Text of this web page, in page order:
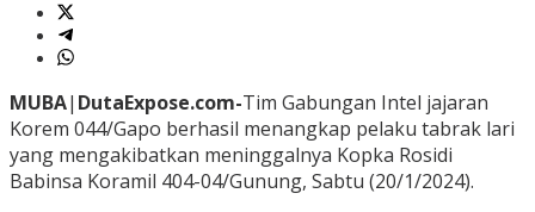
MUBA| DutaExpose.com-Tim Gabungan Intel jajaran
Korem 044/Gapo berhasil menangkap pelaku tabrak lari
yang mengakibatkan meninggalnya Kopka Rosidi
Babinsa Koramil 404-04/Gunung, Sabtu (20/1/2024).